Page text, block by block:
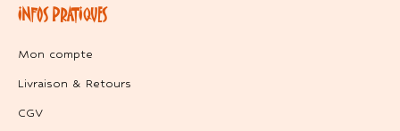
INFOS PRATIQUES
Mon compte
Livraison & Retours
CGV